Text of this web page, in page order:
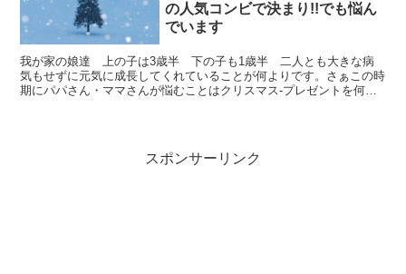
の人気コンビで決まり!!でも悩ん
でいます
我が家の娘達 上の子は3歳半 下の子も1歳半 二人とも大きな病
気もせずに元気に成長してくれていることが何よりです。さぁこの時
期にパパさん・ママさんが悩むことはクリスマス-プレゼントを何に
スポンサーリンク